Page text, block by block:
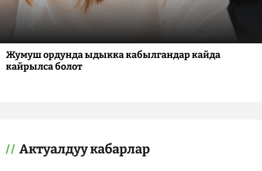
Жумуш ордунда ыдыкка кабылгандар кайда
кайрылса болот
Актуалдуу кабарлар